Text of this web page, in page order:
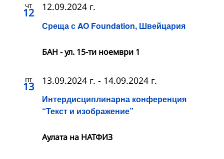
чт
12
Среща с AO Foundation, Швейцария
12.09.2024 г.
БАН - ул. 15-ти ноември 1
пт
13
Интердисциплинарна конференция
“Текст и изображение”
13.09.2024 г. - 14.09.2024 г.
Аулата на НАТФИЗ